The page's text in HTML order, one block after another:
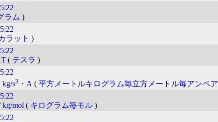
ラム )
ラット )
T ( テスラ )
kg/s3 ・A ( 平方メートルキログラム毎立方メートル毎アンペア
kg/mol ( キログラム毎モル )